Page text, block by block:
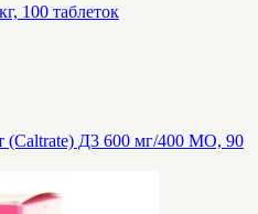
100 таблеток
(Caltrate) Д3 600 мг/400 МО, 90